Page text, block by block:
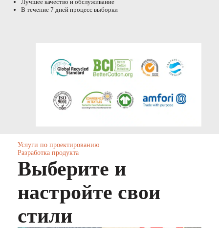
Лучшее качество и обслуживание
В течение 7 дней процесс выборки
Услуги по проектированию
Разработка продукта
Выберите и
настройте свои
стили